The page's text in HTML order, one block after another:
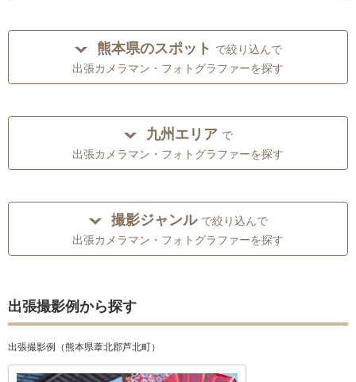
熊本県のスポット で絞り込んで
出張カメラマン・フォトグラファーを探す
九州エリア で
出張カメラマン・フォトグラファーを探す
撮影ジャンル で絞り込んで
出張カメラマン・フォトグラファーを探す
出張撮影例から探す
出張撮影例（熊本県葦北郡芦北町）